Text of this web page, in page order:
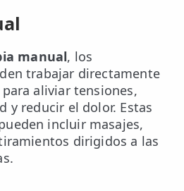
manual, los
trabajar directamente
aliviar tensiones,
y reducir el dolor. Estas
incluir masajes,
dirigidos a las